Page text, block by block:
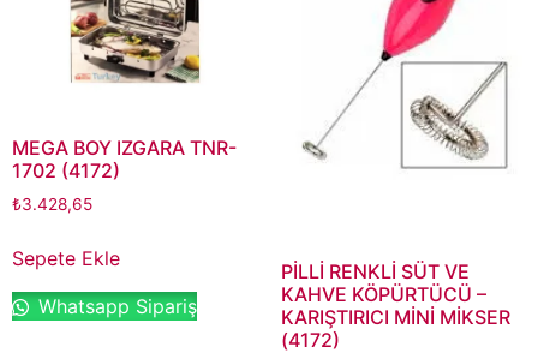
MEGA BOY IZGARA TNR-
1702 (4172)
₺3.428,65
Sepete Ekle
Whatsapp Sipariş
PİLLİ RENKLİ SÜT VE
KAHVE KÖPÜRTÜCÜ –
KARIŞTIRICI MİNİ MİKSER
(4172)